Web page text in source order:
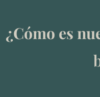
¿Cómo es